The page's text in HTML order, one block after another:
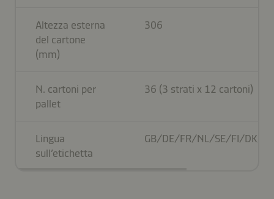
Altezza esterna
del cartone
(mm)
306
N. cartoni per
pallet
36 (3 strati x 12 cartoni)
Lingua
sull’etichetta
GB/DE/FR/NL/SE/FI/DK/